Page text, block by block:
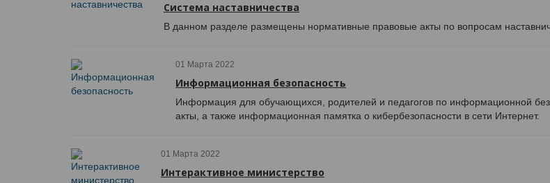
Система наставничества
В данном разделе размещены нормативные правовые акты по вопросам
01 Марта 2022
Информационная безопасность
Информация для обучающихся, родителей и педагогов по информационной
акты, а также информационная памятка о кибербезопасности в сети Интернет.
01 Марта 2022
Интерактивное министерство